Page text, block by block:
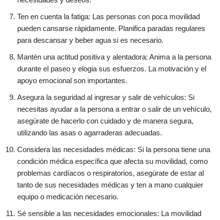
Ten en cuenta la fatiga: Las personas con poca movilidad
pueden cansarse rápidamente. Planifica paradas regulares
para descansar y beber agua si es necesario.
Mantén una actitud positiva y alentadora: Anima a la persona
durante el paseo y elogia sus esfuerzos. La motivación y el
apoyo emocional son importantes.
Asegura la seguridad al ingresar y salir de vehículos: Si
necesitas ayudar a la persona a entrar o salir de un vehículo,
asegúrate de hacerlo con cuidado y de manera segura,
utilizando las asas o agarraderas adecuadas.
Considera las necesidades médicas: Si la persona tiene una
condición médica específica que afecta su movilidad, como
problemas cardíacos o respiratorios, asegúrate de estar al
tanto de sus necesidades médicas y ten a mano cualquier
equipo o medicación necesario.
Sé sensible a las necesidades emocionales: La movilidad